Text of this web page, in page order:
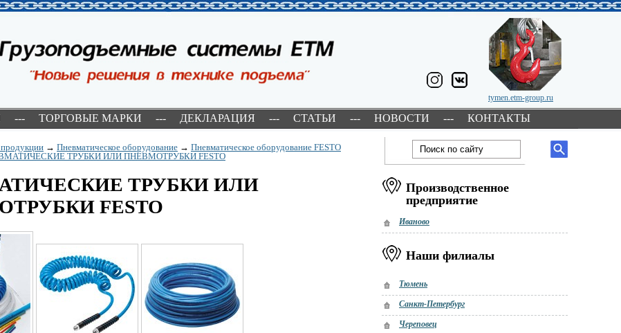
tymen.etm-group.ru
--- ТОРГОВЫЕ МАРКИ --- ДЕКЛАРАЦИЯ --- СТАТЬИ --- НОВОСТИ --- КОНТАКТЫ
→ Пневматическое оборудование → Пневматическое оборудование FESTO
ТРУБКИ ИЛИ ПНЕВМОТРУБКИ FESTO
ТРУБКИ ИЛИ
FESTO
Производственное
предприятие
Иваново
Наши филиалы
Тюмень
Санкт-Петербург
Череповец